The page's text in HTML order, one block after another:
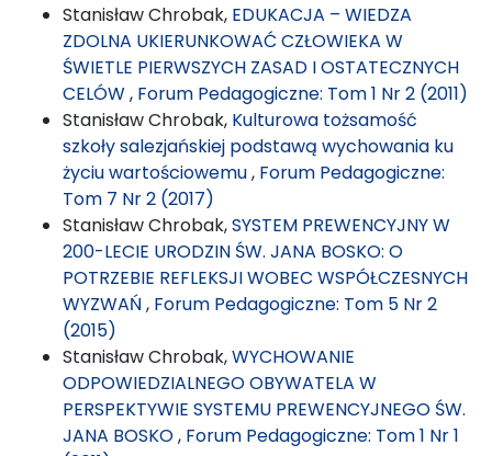
Stanisław Chrobak, EDUKACJA – WIEDZA
ZDOLNA UKIERUNKOWAĆ CZŁOWIEKA W
ŚWIETLE PIERWSZYCH ZASAD I OSTATECZNYCH
CELÓW, Forum Pedagogiczne: Tom 1 Nr 2 (2011)
Stanisław Chrobak, Kulturowa tożsamość
szkoły salezjańskiej podstawą wychowania ku
życiu wartościowemu, Forum Pedagogiczne:
Tom 7 Nr 2 (2017)
Stanisław Chrobak,SYSTEM PREWENCYJNY W
200-LECIE URODZIN ŚW. JANA BOSKO: O
POTRZEBIE REFLEKSJI WOBEC WSPÓŁCZESNYCH
WYZWAŃ , Forum Pedagogiczne: Tom 5 Nr 2
(2015)
Stanisław Chrobak,WYCHOWANIE
ODPOWIEDZIALNEGO OBYWATELA W
PERSPEKTYWIE SYSTEMU PREWENCYJNEGO ŚW.
JANA BOSKO, Forum Pedagogiczne: Tom 1 Nr 1